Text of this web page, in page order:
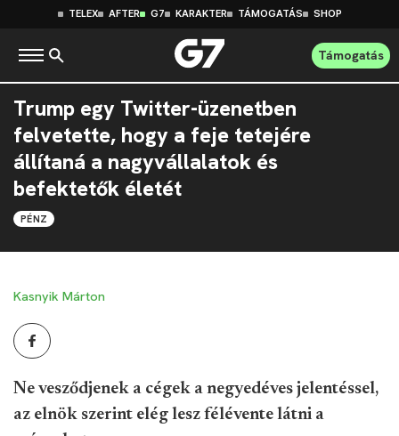
TELEX AFTER G7 KARAKTER TÁMOGATÁS SHOP
Támogatás
Trump egy Twitter-üzenetben
felvetette, hogy a feje tetejére
állítaná a nagyvállalatok és
befektetők életét
PÉNZ
Kasnyik Márton
Ne vesződjenek a cégek a negyedéves jelentéssel,
az elnök szerint elég lesz félévente látni a